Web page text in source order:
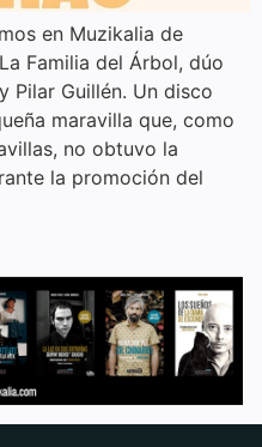
en Muzikalia de
Familia del Árbol, dúo
Pilar Guillén. Un disco
maravilla que, como
no obtuvo la
la promoción del